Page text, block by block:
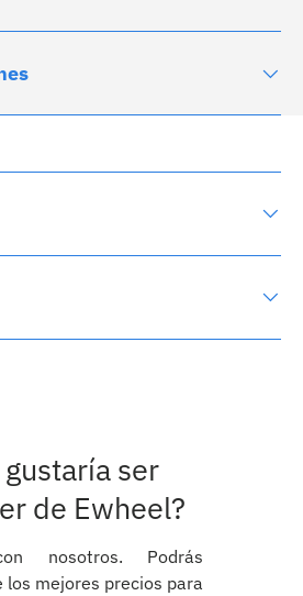
gustaría ser
de Ewheel?
nosotros. Podrás
los mejores precios para